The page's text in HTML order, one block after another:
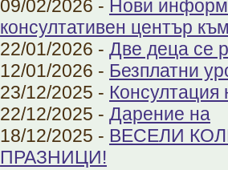
09/02/2026 - Нови
консултативен център
22/01/2026 - Две деца се
12/01/2026 - Безплатни
23/12/2025 - Консултация
22/12/2025 - Дарение на
18/12/2025 - ВЕСЕЛИ
ПРАЗНИЦИ!